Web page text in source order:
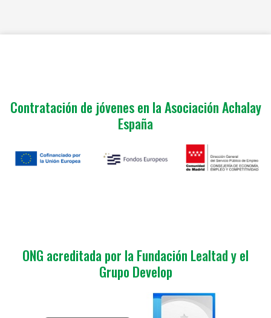
Contratación de jóvenes en la Asociación Achalay
España
ONG acreditada por la Fundación Lealtad y el
Grupo Develop